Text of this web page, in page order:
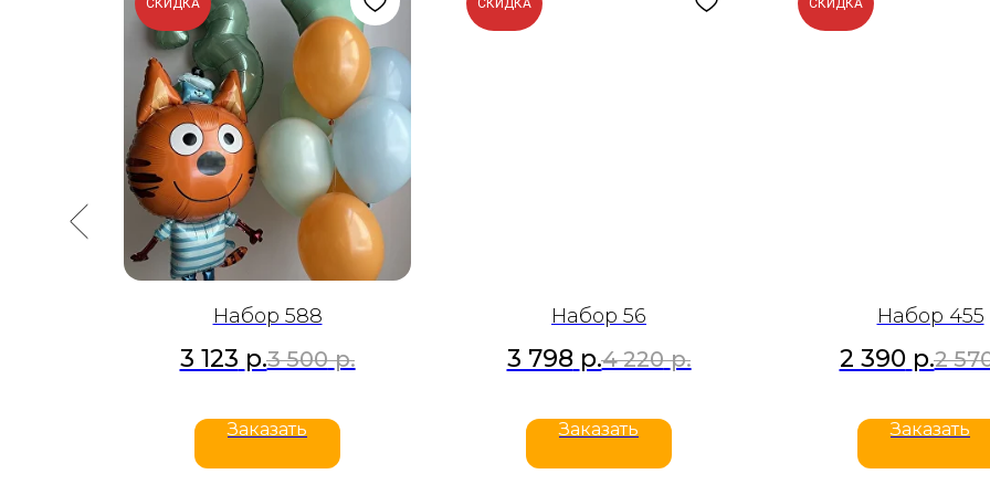
СКИДКА
Набор 588
3 123 р.3 500 р.
Заказать
СКИДКА
Набор 56
3 798 р.4 220 р.
Заказать
СКИДКА
Набор 455
2 390 р.2
Заказать